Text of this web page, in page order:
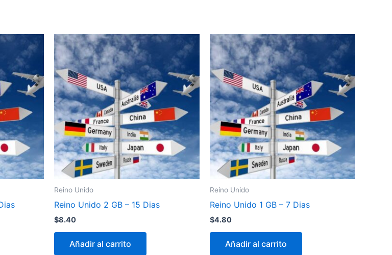
Reino Unido
Reino Unido 2 GB – 15 Dias
$8.40
Añadir al carrito
Reino Unido
Reino Unido 1 GB – 7 Dias
$4.80
Añadir al carrito